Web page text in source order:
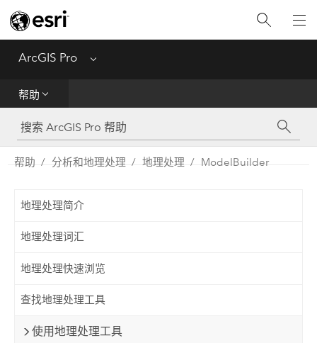
ArcGIS Pro Menu
帮助
工具参考
Python
帮助 分析和地理处理 地理处理 ModelBuilder
地理处理简介
地理处理词汇
地理处理快速浏览
查找地理处理工具
使用地理处理工具